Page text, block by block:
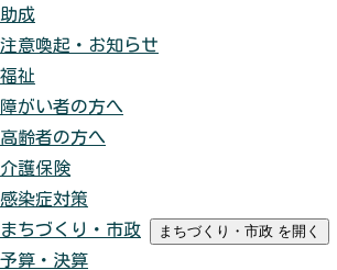
助成
注意喚起・お知らせ
福祉
障がい者の方へ
高齢者の方へ
介護保険
感染症対策
まちづくり・市政
まちづくり・市政 を開く
予算・決算